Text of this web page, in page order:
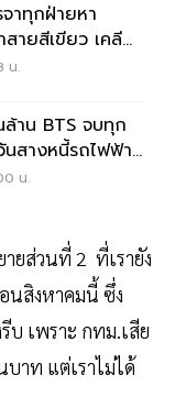
าทุกฝ่ายหา
ายสีเขียว เคลียร์
น.
าน BTS จบทุก
สางหนี้รถไฟฟ้า
น.
ยส่วนที่ 2 ที่เรายัง
นสิงหาคมนี้ ซึ่ง
บ เพราะ กทม.เสีย
าท แต่เราไม่ได้